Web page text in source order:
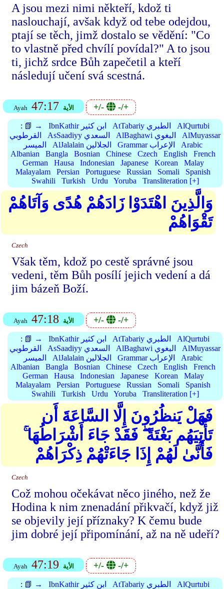
A jsou mezi nimi někteří, kdož ti
naslouchají, avšak když od tebe odejdou,
ptají se těch, jimž dostalo se vědění: "Co
to vlastně před chvílí povídal?" A to jsou
ti, jichž srdce Bůh zapečetil a kteří
následují učení svá scestná.
Ayah 47:17 الأية +/- -/+
: 📗 → IbnKathir ابن كثير AtTabariy الطبري
AlQurtubi
القرطوبي
AsSaadiyy السعدي AlBaghawi البغوي
AlMuyassar
الميسر
AlJalalain الجلالين Grammar الإعراب
Arabic
Albanian
Bangla Bosnian Chinese Czech English
French
German
Hausa Indonesian Japanese Korean
Malay
Malayalam
Persian Portuguese Russian Somali
Spanish
Swahili
Turkish Urdu Yoruba Transliteration [+]
وَالَّذِينَ اهْتَدَوْا زَادَهُمْ هُدًى وَآتَاهُمْ
تَقْوَاهُمْ
Czech
Však těm, kdož po cestě správné jsou
vedeni, těm Bůh posílí jejich vedení a dá
jim bázeň Boží.
Ayah 47:18 الأية +/- -/+
: 📗 → IbnKathir ابن كثير AtTabariy الطبري
AlQurtubi
القرطوبي
AsSaadiyy السعدي AlBaghawi البغوي
AlMuyassar
الميسر
AlJalalain الجلالين Grammar الإعراب
Arabic
Albanian
Bangla Bosnian Chinese Czech English
French
German
Hausa Indonesian Japanese Korean
Malay
Malayalam
Persian Portuguese Russian Somali
Spanish
Swahili
Turkish Urdu Yoruba Transliteration [+]
فَهَلْ يَنظُرُونَ إِلَّا السَّاعَةَ أَن
تَأْتِيَهُم بَغْتَةً ۖ فَقَدْ جَاءَ أَشْرَاطُهَا ۚ
فَأَنَّىٰ لَهُمْ إِذَا جَاءَتْهُمْ ذِكْرَاهُمْ
Czech
Což mohou očekávat něco jiného, než že
Hodina k nim znenadání přikvačí, když již
se objevily její příznaky? K čemu bude
jim dobré její připomínání, až na ně udeří?
Ayah 47:19 الأية +/- -/+
: 📗 → IbnKathir ابن كثير AtTabariy الطبري
AlQurtubi